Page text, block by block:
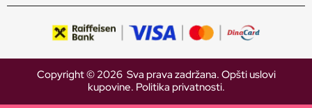
Copyright © 2026 Sva prava zadržana. Opšti uslovi
kupovine. Politika privatnosti.